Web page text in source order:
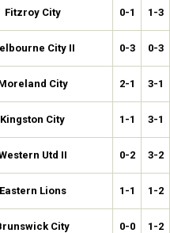
Fitzroy City 0-1 1-3
City II 0-3 0-3
City 2-1 3-1
Kingston City 1-1 3-1
Utd II 0-2 3-2
Eastern Lions 1-1 1-2
City 0-0 1-2